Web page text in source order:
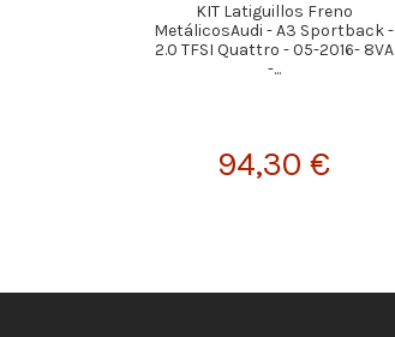
KIT Latiguillos Freno
MetálicosAudi - A3 Sportback -
2.0 TFSI Quattro - 05-2016- 8VA
-...
94,30 €